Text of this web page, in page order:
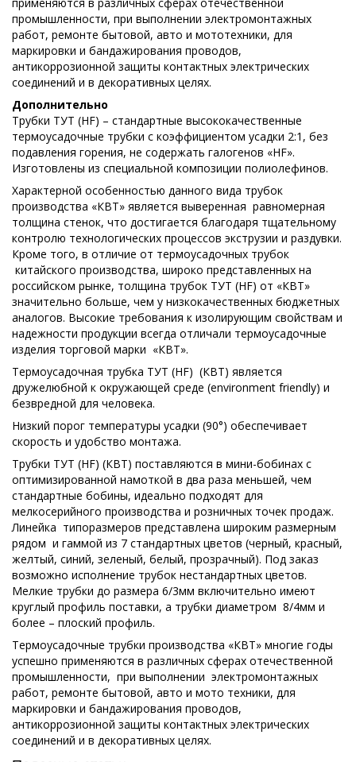
промышленности, при выполнении электромонтажных
работ, ремонте бытовой, авто и мототехники, для
маркировки и бандажирования проводов,
антикоррозионной защиты контактных электрических
соединений и в декоративных целях.
Дополнительно
Трубки ТУТ (HF) – стандартные высококачественные
термоусадочные трубки с коэффициентом усадки 2:1, без
подавления горения, не содержать галогенов «HF».
Изготовлены из специальной композиции полиолефинов.
Характерной особенностью данного вида трубок
производства «КВТ» является выверенная равномерная
толщина стенок, что достигается благодаря тщательному
контролю технологических процессов экструзии и раздувки.
Кроме того, в отличие от термоусадочных трубок
китайского производства, широко представленных на
российском рынке, толщина трубок ТУТ (HF) от «КВТ»
значительно больше, чем у низкокачественных бюджетных
аналогов. Высокие требования к изолирующим свойствам и
надежности продукции всегда отличали термоусадочные
изделия торговой марки «КВТ».
Термоусадочная трубка ТУТ (HF) (КВТ) является
дружелюбной к окружающей среде (environment friendly) и
безвредной для человека.
Низкий порог температуры усадки (90°) обеспечивает
скорость и удобство монтажа.
Трубки ТУТ (HF) (КВТ) поставляются в мини-бобинах с
оптимизированной намоткой в два раза меньшей, чем
стандартные бобины, идеально подходят для
мелкосерийного производства и розничных точек продаж.
Линейка типоразмеров представлена широким размерным
рядом и гаммой из 7 стандартных цветов (черный, красный,
желтый, синий, зеленый, белый, прозрачный). Под заказ
возможно исполнение трубок нестандартных цветов.
Мелкие трубки до размера 6/3мм включительно имеют
круглый профиль поставки, а трубки диаметром 8/4мм и
более – плоский профиль.
Термоусадочные трубки производства «КВТ» многие годы
успешно применяются в различных сферах отечественной
промышленности, при выполнении электромонтажных
работ, ремонте бытовой, авто и мото техники, для
маркировки и бандажирования проводов,
антикоррозионной защиты контактных электрических
соединений и в декоративных целях.